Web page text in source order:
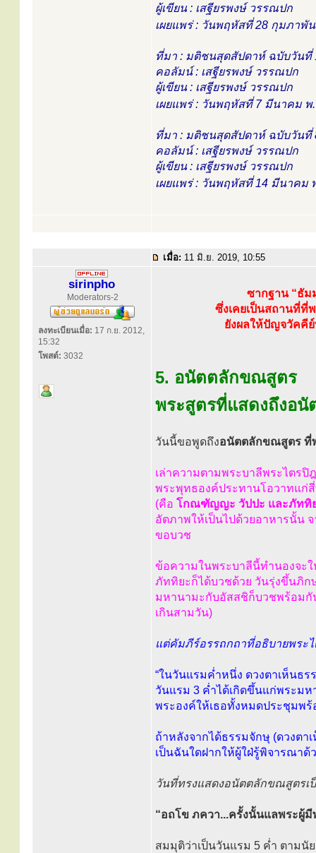
ผู้เขียน : เสฐียรพงษ์ วรรณปก
เผยแพร่ : วันพฤหัสที่ 28 กุมภาพั
ที่มา : มติชนสุดสัปดาห์ ฉบับวันที่
คอลัมน์ : เสฐียรพงษ์ วรรณปก
ผู้เขียน : เสฐียรพงษ์ วรรณปก
เผยแพร่ : วันพฤหัสที่ 7 มีนาคม พ
ที่มา : มติชนสุดสัปดาห์ ฉบับวันที่
คอลัมน์ : เสฐียรพงษ์ วรรณปก
ผู้เขียน : เสฐียรพงษ์ วรรณปก
เผยแพร่ : วันพฤหัสที่ 14 มีนาคม
เมื่อ: 11 มิ.ย. 2019, 10:55
sirinpho
Moderators-2
ลงทะเบียนเมื่อ: 17 ก.ย. 2012,
15:32
โพสต์: 3032
ซากฐาน “ธัม
ซึ่งเคยเป็นสถานที่
ยังผลให้ปัญจวัคคี
5. อนัตตลักขณสูตร
พระสูตรที่แสดงถึงอนั
วันนี้ขอพูดถึงอนัตตลักขณสูตร ที่
เล่าความตามพระบาลีพระไตร
พระพุทธองค์ประทานโอวาทแก่
(คือ โกณฑัญญะ วัปปะ และภัททิ
อัตภาพให้เป็นไปด้วยอาหารนั้น
ขอบวช
ข้อความในพระบาลีนี้ทำนองจะ
ภัททิยะก็ได้บวชด้วย วันรุ่งขึ้นภิ
มหานามะกับอัสสชิก็บวชพร้อมกั
เกินสามวัน)
แต่คัมภีร์อรรถกถาที่อธิบายพระ
“ในวันแรมค่ำหนึ่ง ดวงตาเห็นธ
วันแรม 3 ค่ำได้เกิดขึ้นแก่พระม
พระองค์ให้เธอทั้งหมดประชุมพ
ถ้าหลังจากได้ธรรมจักษุ (ดวงต
เป็นฉันใดฝากให้ผู้ใฝ่รู้พิจารณาด้
วันที่ทรงแสดงอนัตตลักขณสูตรเ
“อถโข ภควา...ครั้งนั้นแลพระผู้
สมมุติว่าเป็นวันแรม 5 ค่ำ ตามนั